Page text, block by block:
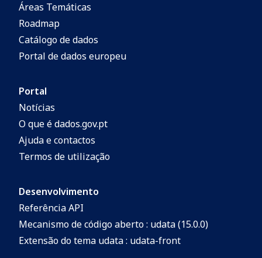
Áreas Temáticas
Roadmap
Catálogo de dados
Portal de dados europeu
Portal
Notícias
O que é dados.gov.pt
Ajuda e contactos
Termos de utilização
Desenvolvimento
Referência API
Mecanismo de código aberto : udata (15.0.0)
Extensão do tema udata : udata-front